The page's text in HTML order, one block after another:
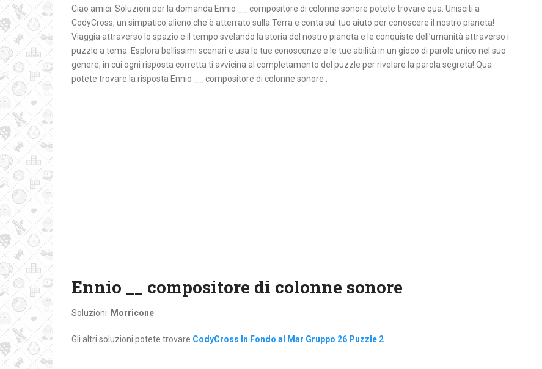
Ciao amici. Soluzioni per la domanda Ennio __ compositore di colonne sonore potete trovare qua. Unisciti a
CodyCross, un simpatico alieno che è atterrato sulla Terra e conta sul tuo aiuto per conoscere il nostro pianeta!
Viaggia attraverso lo spazio e il tempo svelando la storia del nostro pianeta e le conquiste dell’umanità attraverso i
puzzle a tema. Esplora bellissimi scenari e usa le tue conoscenze e le tue abilità in un gioco di parole unico nel suo
genere, in cui ogni risposta corretta ti avvicina al completamento del puzzle per rivelare la parola segreta! Qua
potete trovare la risposta Ennio __ compositore di colonne sonore :
Ennio __ compositore di colonne sonore
Soluzioni: Morricone
Gli altri soluzioni potete trovare CodyCross In Fondo al Mar Gruppo 26 Puzzle 2